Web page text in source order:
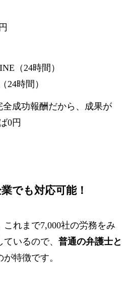
（24時間）
24時間）
全成功報酬だから、成果が
0円
でも対応可能！
これまで7,000社の労務をみ
いるので、 普通の弁護士と
が特徴です。